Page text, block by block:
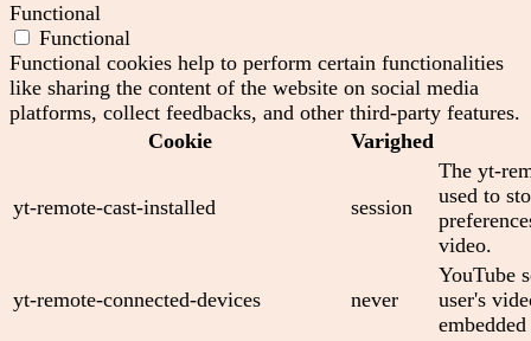
Functional
Functional
Functional cookies help to perform certain functionalities
like sharing the content of the website on social media
platforms, collect feedbacks, and other third-party features.
Cookie
Varighed
yt-remote-cast-installed session
The yt-
used to
video.
yt-remote-connected-devices never
YouTube
user's